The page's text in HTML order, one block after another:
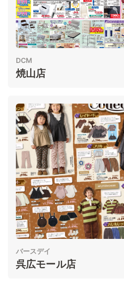
DCM
焼山店
バースデイ
呉広モール店